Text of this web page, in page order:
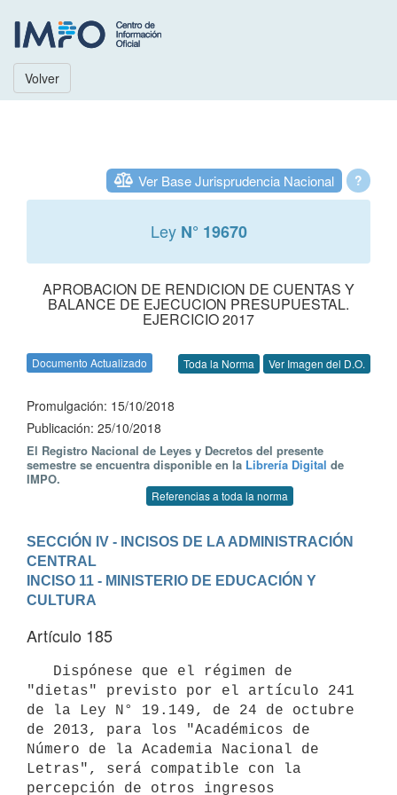
Volver
?
Ver Base Jurisprudencia Nacional
Ley N° 19670
APROBACION DE RENDICION DE CUENTAS Y
BALANCE DE EJECUCION PRESUPUESTAL.
EJERCICIO 2017
Documento Actualizado Toda la Norma Ver Imagen del D.O.
Promulgación: 15/10/2018
Publicación: 25/10/2018
El Registro Nacional de Leyes y Decretos del presente
semestre se encuentra disponible en la Librería Digital de
IMPO.
Referencias a toda la norma
SECCIÓN IV - INCISOS DE LA ADMINISTRACIÓN
CENTRAL
INCISO 11 - MINISTERIO DE EDUCACIÓN Y
CULTURA
Artículo 185
"dietas" previsto por el artículo 241
de la Ley N° 19.149, de 24 de octubre
de 2013, para los "Académicos de
Número de la Academia Nacional de
Letras", será compatible con la
percepción de otros ingresos